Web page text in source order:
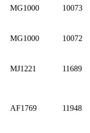
MG1000 10073
MG1000 10072
MJ1221 11689
AF1769 11948